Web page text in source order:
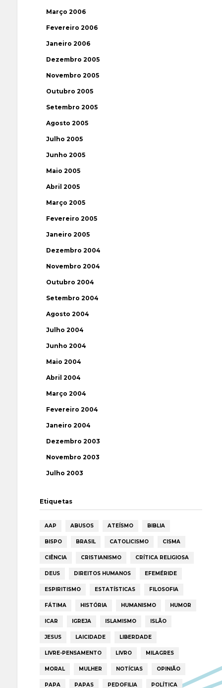
Março 2006
Fevereiro 2006
Janeiro 2006
Dezembro 2005
Novembro 2005
Outubro 2005
Setembro 2005
Agosto 2005
Julho 2005
Junho 2005
Maio 2005
Abril 2005
Março 2005
Fevereiro 2005
Janeiro 2005
Dezembro 2004
Novembro 2004
Outubro 2004
Setembro 2004
Agosto 2004
Julho 2004
Junho 2004
Maio 2004
Abril 2004
Março 2004
Fevereiro 2004
Janeiro 2004
Dezembro 2003
Novembro 2003
Julho 2003
Etiquetas
AAP ABUSOS ATEÍSMO BIBLIA
BISPO BRASIL CATOLICISMO CISMA
CIÊNCIA CRISTIANISMO CRÍTICA RELIGIOSA
DEUS DIREITOS HUMANOS EFEMÉRIDE
ESPIRITISMO ESTATÍSTICAS FILOSOFIA
FÁTIMA HISTÓRIA HUMANISMO HUMOR
ICAR IGREJA ISLAMISMO ISLÃO
JESUS LAICIDADE LIBERDADE
LIVRE-PENSAMENTO LIVRO MILAGRES
MORAL MULHER NOTÍCIAS OPINIÃO
PAPA PAPAS PEDOFILIA POLÍTICA